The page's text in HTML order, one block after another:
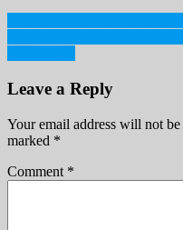
Post
navigation
Leave a Reply
Your email address will not
marked *
Comment *